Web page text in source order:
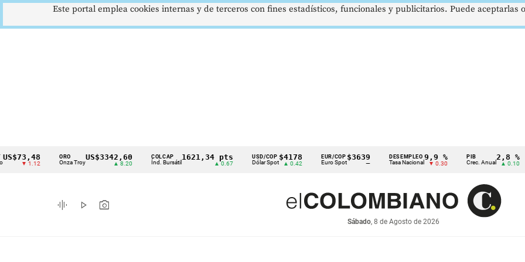
Cintillo
indicadores
económicos
ORO
Onza Troy
US$3342,60 COLCAP
Índ. Bursátil
1621,34 pts USD/COP
Dólar Spot
$4178
▲ 0.42
EUR/COP
Euro Spot
$3639
—
DESEMPLEO
Tasa Nacional
9,9 %
▼ 0.30
PIB
Crec. Anual
2,8 %
▲ 0.10
TRM
Tasa
graphic_eq play_arrow photo_camera
Sábado, 8 de Agosto de 2026
Este portal emplea cookies internas y de terceros con fines estadísticos, funcionales y publicitarios. Puede aceptarlas